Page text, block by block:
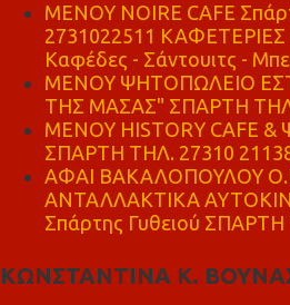
MENOY NOIRE CAFE
2731022511
Καφέδες - Σάντουιτς -
ΜΕΝΟΥ ΨΗΤΟΠΩΛΕΙΟ
ΤΗΣ ΜΑΣΑΣ" ΣΠΑΡΤΗ
ΜΕΝΟΥ HISTORY CAFE
ΣΠΑΡΤΗ ΤΗΛ. 27310
ΑΦΑΙ ΒΑΚΑΛΟΠΟΥΛΟΥ
ΑΝΤΑΛΛΑΚΤΙΚΑ
Σπάρτης Γυθειού ΣΠΑΡΤΗ
ΚΩΝΣΤΑΝΤΙΝΑ Κ.